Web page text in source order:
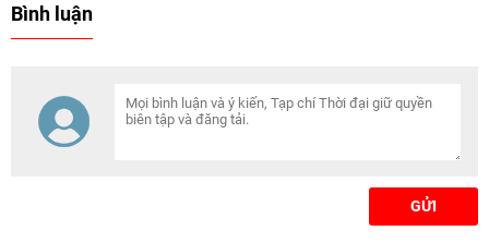
Bình luận
GỬI